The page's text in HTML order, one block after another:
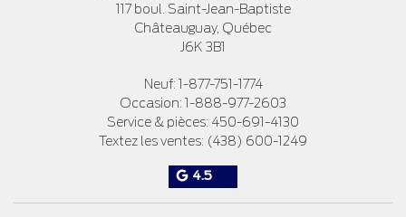
117 boul. Saint-Jean-Baptiste
Châteauguay, Québec
J6K 3B1
Neuf: 1-877-751-1774
Occasion: 1-888-977-2603
Service & pièces: 450-691-4130
Textez les ventes: (438) 600-1249
4.5